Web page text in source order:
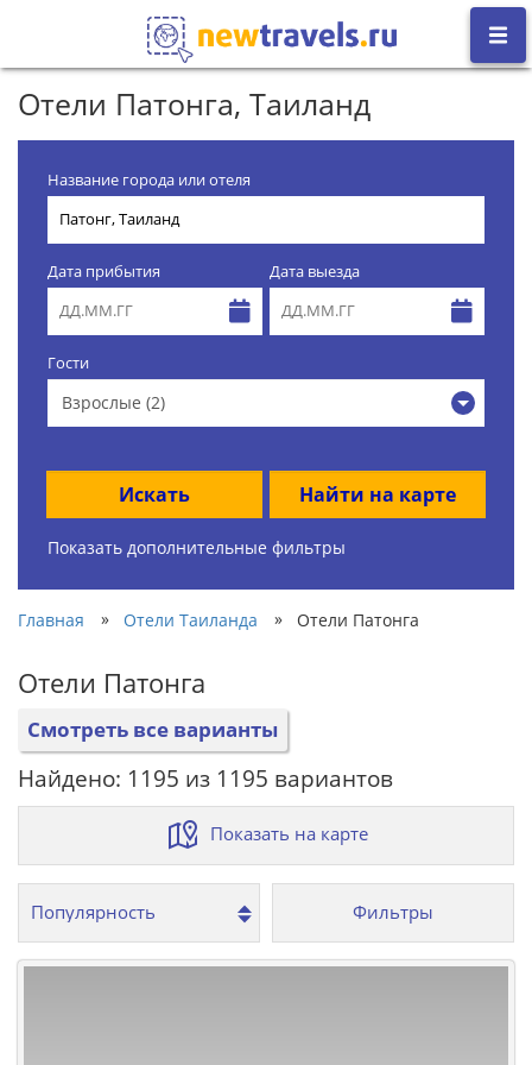
Отели Патонга, Таиланд
Название города или отеля
Дата прибытия Дата выезда
Гости
Взрослые (2)
Искать Найти на карте
Показать дополнительные фильтры
Главная » Отели Таиланда » Отели Патонга
Отели Патонга
Смотреть все варианты
Найдено: 1195 из 1195 вариантов
Показать на карте
Фильтры